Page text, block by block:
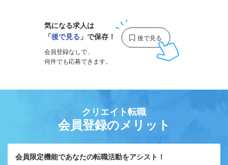
気になる求人は
「後で見る 」で保存！
会員登録なしで、
何件でも応募できます。
クリエイト転職
会員登録のメリット
会員限定機能であなたの転職活動をアシスト！